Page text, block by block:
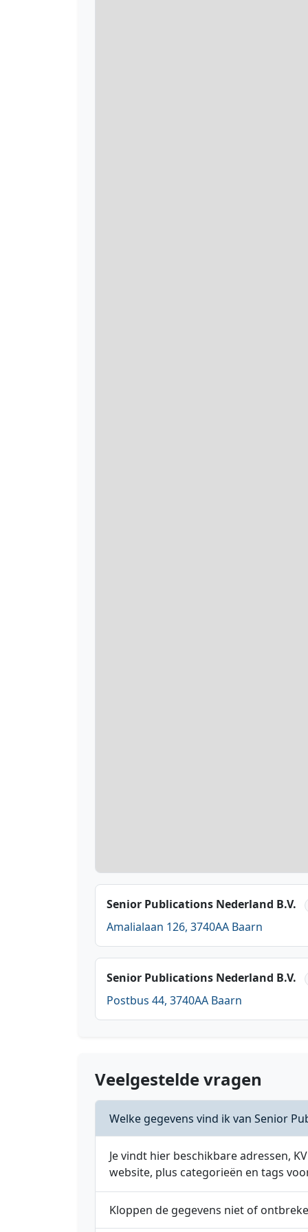
Senior Publications Nederland B.V.
Amalialaan 126, 3740AA Baarn
Senior Publications Nederland B.V.
Postbus 44, 3740AA Baarn
Veelgestelde vragen
Welke gegevens vind ik van Senior
Je vindt hier beschikbare adressen,
website, plus categorieën en tags
Kloppen de gegevens niet of